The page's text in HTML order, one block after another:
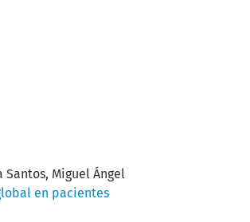
Santos, Miguel Ángel
en pacientes